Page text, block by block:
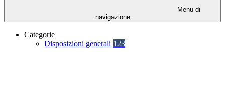
Menu di
navigazione
Categorie
Disposizioni generali 123